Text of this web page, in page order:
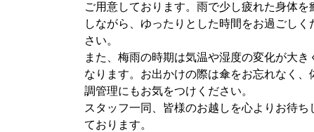
ご用意しております。雨で少し疲れた身体を
しながら、ゆったりとした時間をお過ごしく
さい。
また、梅雨の時期は気温や湿度の変化が大き
なります。お出かけの際は傘をお忘れなく、
調管理にもお気をつけください。
スタッフ一同、皆様のお越しを心よりお待ち
ております。